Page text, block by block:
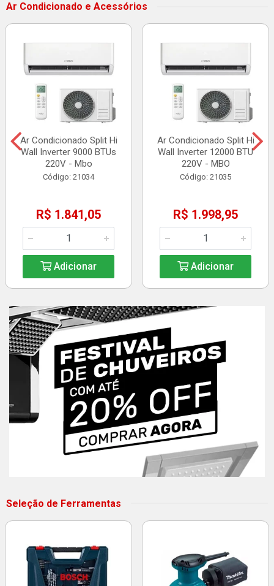
Ar Condicionado e Acessórios
Ar Condicionado Split Hi
Wall Inverter 9000 BTUs
220V - Mbo
Código: 21034
R$ 1.841,05
Adicionar
Ar Condicionado Split Hi
Wall Inverter 12000 BTU
220V - MBO
Código: 21035
R$ 1.998,95
Adicionar
Seleção de Ferramentas